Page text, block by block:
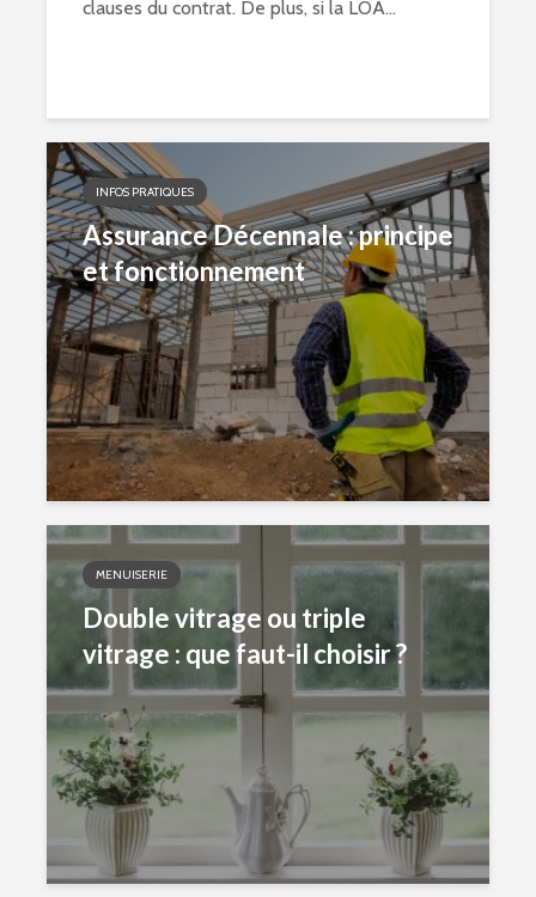
clauses du contrat. De plus, si la LOA...
INFOS PRATIQUES
Assurance Décennale : principe
et fonctionnement
MENUISERIE
Double vitrage ou triple
vitrage : que faut-il choisir ?